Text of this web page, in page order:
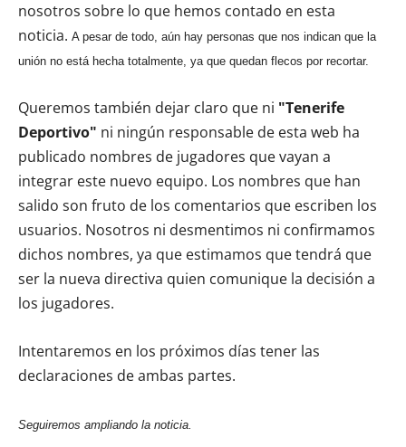
nosotros sobre lo que hemos contado en esta
noticia. A pesar de todo, aún hay personas que nos indican que la
unión no está hecha totalmente, ya que quedan flecos por recortar.
Queremos también dejar claro que ni "Tenerife
Deportivo" ni ningún responsable de esta web ha
publicado nombres de jugadores que vayan a
integrar este nuevo equipo. Los nombres que han
salido son fruto de los comentarios que escriben los
usuarios. Nosotros ni desmentimos ni confirmamos
dichos nombres, ya que estimamos que tendrá que
ser la nueva directiva quien comunique la decisión a
los jugadores.
Intentaremos en los próximos días tener las
declaraciones de ambas partes.
Seguiremos ampliando la noticia.